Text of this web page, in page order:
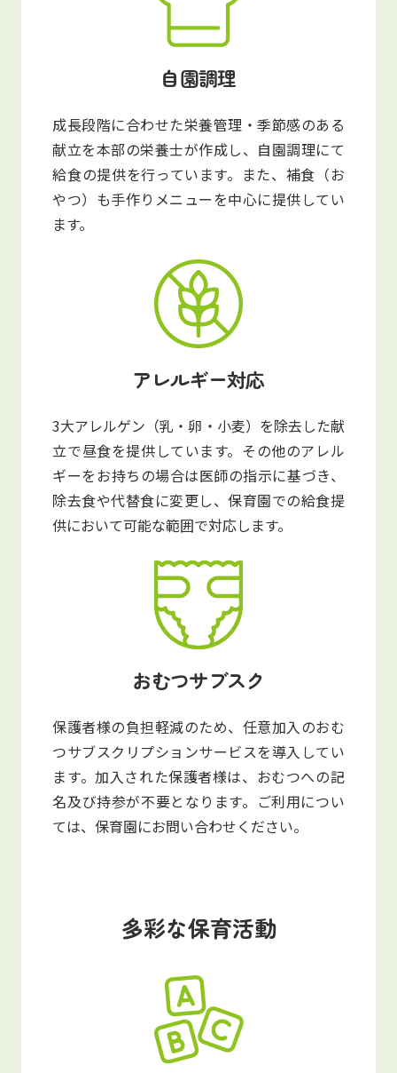
自園調理
成長段階に合わせた栄養管理・季節感のある
献立を本部の栄養士が作成し、自園調理にて
給食の提供を行っています。また、補食（お
やつ）も手作りメニューを中心に提供してい
ます。
アレルギー対応
3大アレルゲン（乳・卵・小麦）を除去した献
立で昼食を提供しています。その他のアレル
ギーをお持ちの場合は医師の指示に基づき、
除去食や代替食に変更し、保育園での給食提
供において可能な範囲で対応します。
おむつサブスク
保護者様の負担軽減のため、任意加入のおむ
つサブスクリプションサービスを導入してい
ます。加入された保護者様は、おむつへの記
名及び持参が不要となります。ご利用につい
ては、保育園にお問い合わせください。
多彩な保育活動